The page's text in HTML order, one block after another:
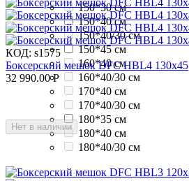
150*30 см
150*40 см
150*40/30 см
150*45 см
160*40 см
160*40/30 см
170*40 см
170*40/30 см
180*35 см
180*40 см
180*40/30 см
КОД: s1575
Боксерский мешок DFC HBL4 130х45
32 990.00 Р
Нет в наличии